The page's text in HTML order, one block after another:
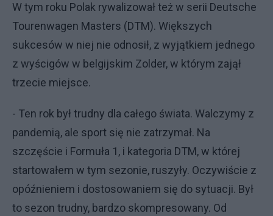
W tym roku Polak rywalizował też w serii Deutsche
Tourenwagen Masters (DTM). Większych
sukcesów w niej nie odnosił, z wyjątkiem jednego
z wyścigów w belgijskim Zolder, w którym zajął
trzecie miejsce.
- Ten rok był trudny dla całego świata. Walczymy z
pandemią, ale sport się nie zatrzymał. Na
szczęście i Formuła 1, i kategoria DTM, w której
startowałem w tym sezonie, ruszyły. Oczywiście z
opóźnieniem i dostosowaniem się do sytuacji. Był
to sezon trudny, bardzo skompresowany. Od